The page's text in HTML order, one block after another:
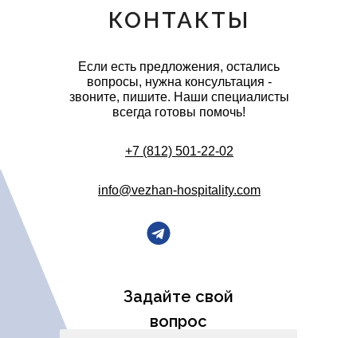
КОНТАКТЫ
Если есть предложения, остались
вопросы, нужна консультация -
звоните, пишите. Наши специалисты
всегда готовы помочь!
+7 (812) 501-22-02
info@vezhan-hospitality.com
Задайте свой
вопрос